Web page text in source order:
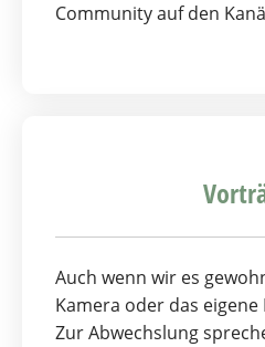
Community auf den
Auch wenn wir es
Kamera oder das
Zur Abwechslung